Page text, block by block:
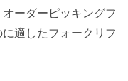
ーダーピッキングフ
適したフォークリフ